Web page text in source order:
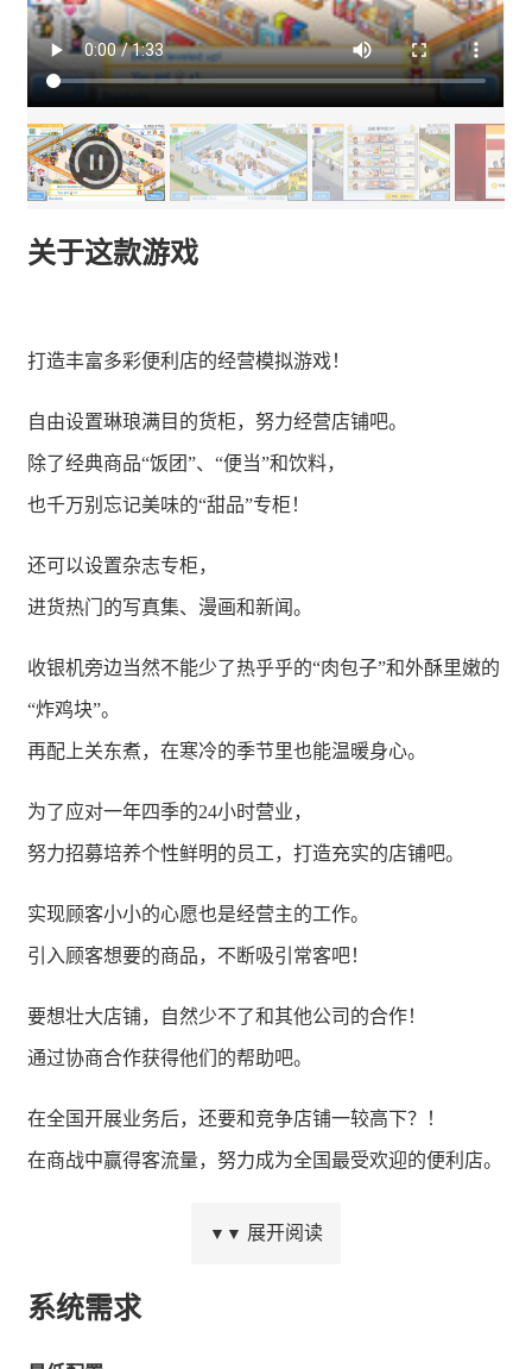
关于这款游戏
打造丰富多彩便利店的经营模拟游戏！
自由设置琳琅满目的货柜，努力经营店铺吧。
除了经典商品“饭团”、“便当”和饮料，
也千万别忘记美味的“甜品”专柜！
还可以设置杂志专柜，
进货热门的写真集、漫画和新闻。
收银机旁边当然不能少了热乎乎的“肉包子”和外酥里嫩的
“炸鸡块”。
再配上关东煮，在寒冷的季节里也能温暖身心。
为了应对一年四季的24小时营业，
努力招募培养个性鲜明的员工，打造充实的店铺吧。
实现顾客小小的心愿也是经营主的工作。
引入顾客想要的商品，不断吸引常客吧！
要想壮大店铺，自然少不了和其他公司的合作！
通过协商合作获得他们的帮助吧。
在全国开展业务后，还要和竞争店铺一较高下？！
在商战中赢得客流量，努力成为全国最受欢迎的便利店。
靠你自己的双手打造独特的便利店吧。
▼▼ 展开阅读
系统需求